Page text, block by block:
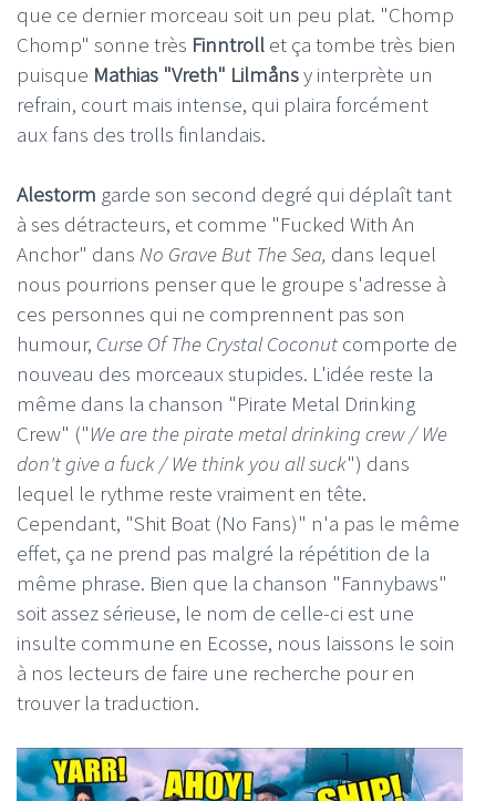
que ce dernier morceau soit un peu plat. "Chomp
Chomp" sonne très Finntroll et ça tombe très bien
puisque Mathias "Vreth" Lilmånsy interprète un
refrain, court mais intense, qui plaira forcément
aux fans des trolls finlandais.
Alestorm garde son second degré qui déplaît tant
à ses détracteurs, et comme "Fucked With An
Anchor" dans No Grave But The Sea, dans lequel
nous pourrions penser que le groupe s'adresse à
ces personnes qui ne comprennent pas son
humour, Curse Of The Crystal Coconut comporte de
nouveau des morceaux stupides. L'idée reste la
même dans la chanson "Pirate Metal Drinking
Crew" ("We are the pirate metal drinking crew / We
don't give a fuck / We think you all suck") dans
lequel le rythme reste vraiment en tête.
Cependant, "Shit Boat (No Fans)" n'a pas le même
effet, ça ne prend pas malgré la répétition de la
même phrase. Bien que la chanson "Fannybaws"
soit assez sérieuse, le nom de celle-ci est une
insulte commune en Ecosse, nous laissons le soin
à nos lecteurs de faire une recherche pour en
trouver la traduction.